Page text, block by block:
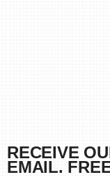
RECEIVE
EMAIL.